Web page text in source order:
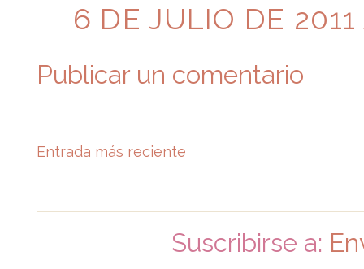
6 DE JULIO DE
Publicar un comentario
Entrada más reciente
Suscribirse a: